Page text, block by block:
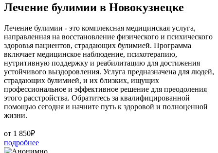
Лечение булимии в Новокузнецке
Лечение булимии - это комплексная медицинская услуга,
направленная на восстановление физического и психического
здоровья пациентов, страдающих булимией. Программа
включает медицинское наблюдение, психотерапию,
нутритивную поддержку и реабилитацию для достижения
устойчивого выздоровления. Услуга предназначена для людей,
страдающих булимией, и их близких, ищущих
профессиональное и эффективное решение для преодоления
этого расстройства. Обратитесь за квалифицированной
помощью сегодня и начните путь к здоровой и полноценной
жизни.
от 1 850₽
подробнее